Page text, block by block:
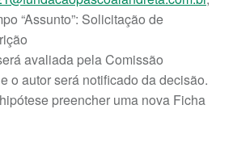
“Assunto”: Solicitação de
avaliada pela Comissão
o autor será notificado da decisão.
preencher uma nova Ficha